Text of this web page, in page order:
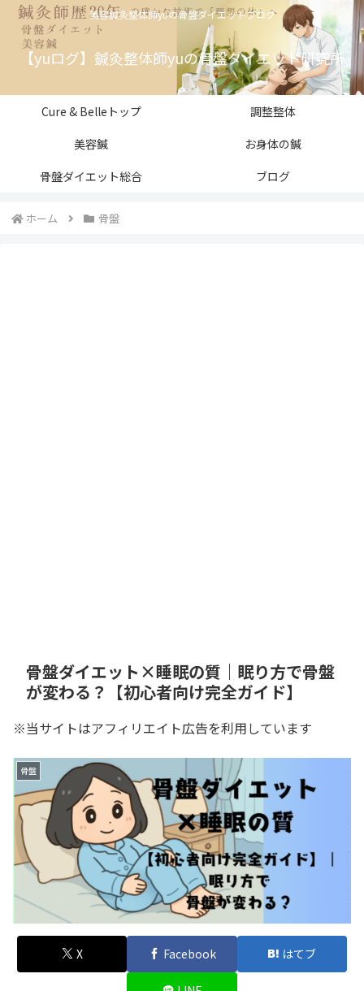
美容鍼灸整体師yuの骨盤ダイエットブログ
【yuログ】鍼灸整体師yuの骨盤ダイエット研究所
Cure & Belleトップ
調整整体
美容鍼
お身体の鍼
骨盤ダイエット総合
ブログ
ホーム 骨盤
骨盤ダイエット×睡眠の質｜眠り方で骨盤
が変わる？【初心者向け完全ガイド】
※当サイトはアフィリエイト広告を利用しています
骨盤
X Facebook はてブ